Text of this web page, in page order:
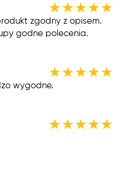
★★★★★
zgodny z opisem.
godne polecenia.
★★★★★
wygodne.
★★★★★